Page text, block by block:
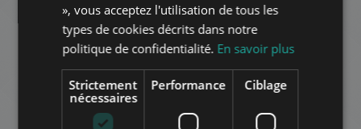
AJOUTER À LA LISTE
RUSSIAN
ARABIC
», vous acceptez l'utilisation de tous les
types de cookies décrits dans notre
politique de confidentialité. En savoir plus
Strictement
nécessaires
Performance Ciblage